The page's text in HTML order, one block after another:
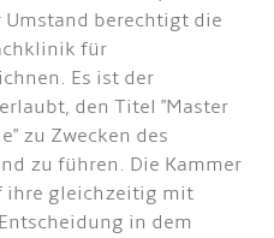
Umstand berechtigt die
für
Es ist der
den Titel "Master
zu Zwecken des
zu führen. Die Kammer
ihre gleichzeitig mit
in dem